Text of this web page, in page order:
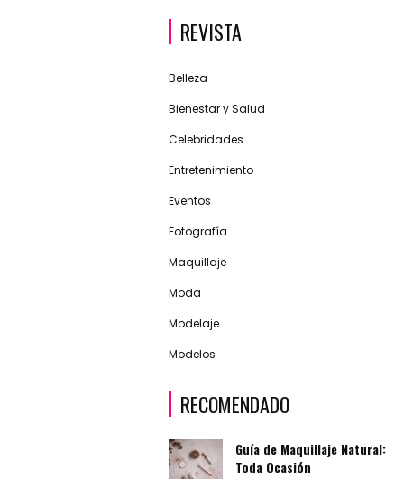
REVISTA
Belleza
Bienestar y Salud
Celebridades
Entretenimiento
Eventos
Fotografía
Maquillaje
Moda
Modelaje
Modelos
RECOMENDADO
Guía de Maquillaje Natural:
Toda Ocasión